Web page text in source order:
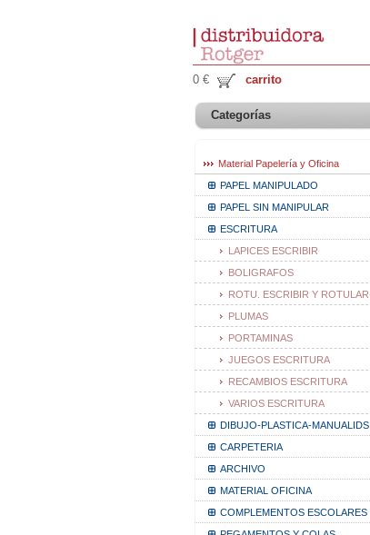
0 € carrito
Categorías
Material Papelería y Oficina
PAPEL MANIPULADO
PAPEL SIN MANIPULAR
ESCRITURA
LAPICES ESCRIBIR
BOLIGRAFOS
ROTU. ESCRIBIR Y ROTULAR
PLUMAS
PORTAMINAS
JUEGOS ESCRITURA
RECAMBIOS ESCRITURA
VARIOS ESCRITURA
DIBUJO-PLASTICA-MANUALIDS
CARPETERIA
ARCHIVO
MATERIAL OFICINA
COMPLEMENTOS ESCOLARES